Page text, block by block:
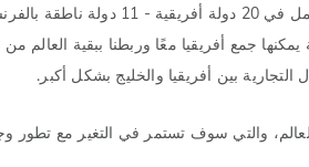
جمع أفريقيا معًا وربطنا ببقية العالم